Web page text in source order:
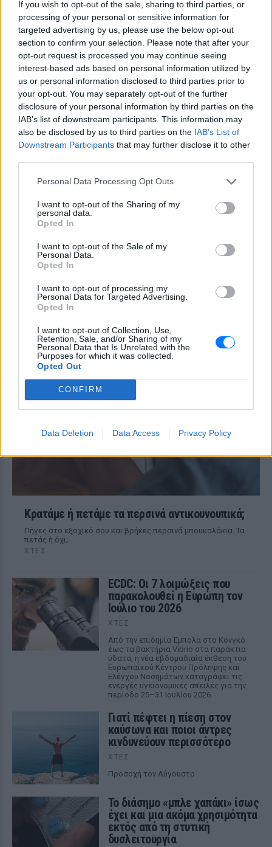
If you wish to opt-out of the sale, sharing to third parties, or
processing of your personal or sensitive information for
targeted advertising by us, please use the below opt-out
section to confirm your selection. Please note that after your
opt-out request is processed you may continue seeing
interest-based ads based on personal information utilized by
us or personal information disclosed to third parties prior to
your opt-out. You may separately opt-out of the further
disclosure of your personal information by third parties on the
IAB’s list of downstream participants. This information may
also be disclosed by us to third parties on the IAB’s List of
Downstream Participants that may further disclose it to other
Personal Data Processing Opt Outs
I want to opt-out of the Sharing of my
personal data.
Opted In
I want to opt-out of the Sale of my
Personal Data.
Opted In
I want to opt-out of processing my
Personal Data for Targeted Advertising.
Opted In
I want to opt-out of Collection, Use,
Retention, Sale, and/or Sharing of my
Personal Data that Is Unrelated with the
Purposes for which it was collected.
Opted Out
CONFIRM
Data Deletion Data Access Privacy Policy
ΔΕΙΤΕ ΕΠΙΣΗΣ
ΣΤΗΝ ΙΔΙΑ ΚΑΤΗΓΟΡΙΑ
Γιατί γεμίζουμε σπυράκια στις
διακοπές και πώς θα τα
προλάβεις
ΣΉΜΕΡΑ
Τι πρέπει να αλλάξεις
μεγαλύτερα λάθη στις σχέσεις
Τα 4 συχνότερα ερωτικά ατοπήματα των
Γιατί ο εγκέφαλος είναι
βάρος που χάσατε ‑ Τι λέει η
επιστήμη
Νέα έρευνα αποκαλύπτει ότι η
επαναπρόσληψη κιλών μετά τη δίαιτα
δεν είναι θέμα αδύναμης θέλησης, αλλά
βαθιά ριζωμένων βιολογικών
Κρατάμε ή πετάμε τα περσινά αντικουνουπικά;
Πήγες στο εξοχικό σου και βρήκες περσινά μπουκαλάκια. Τα
πετάς ή όχι;
ΧΤΕΣ
ECDC: Οι 7 λοιμώξεις που
παρακολουθεί η Ευρώπη τον
Ιούλιο του 2026
ΧΤΕΣ
Από την επιδημία Έμπολα στο Κονγκό
έως τα βακτήρια Vibrio στα παράκτια
ύδατα, η νέα εβδομαδιαία έκθεση του
Ευρωπαϊκού Κέντρου Πρόληψης και
Ελέγχου Νοσημάτων καταγράφει τις
ενεργές υγειονομικές απειλές για την
περίοδο 25–31 Ιουλίου 2026.
Γιατί πέφτει η πίεση στον
καύσωνα και ποιοι άντρες
κινδυνεύουν περισσότερο
ΧΤΕΣ
Προσοχή τον Αύγουστο
Το διάσημο «μπλε χαπάκι» ίσως
έχει και μια ακόμα χρησιμότητα
εκτός από τη στυτική
δυσλειτουργία